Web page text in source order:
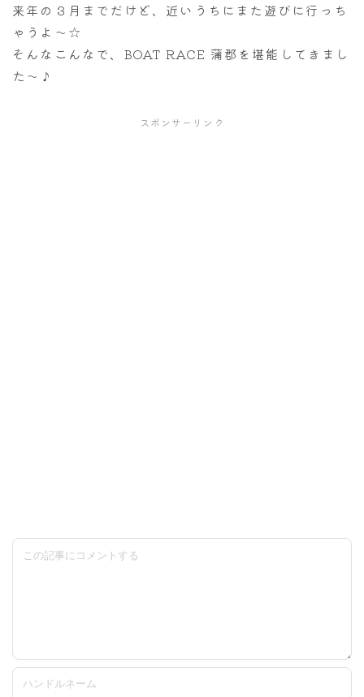
来年の３月までだけど、近いうちにまた遊びに行っち
ゃうよ～☆
そんなこんなで、BOAT RACE 蒲郡を堪能してきまし
た～♪
スポンサーリンク